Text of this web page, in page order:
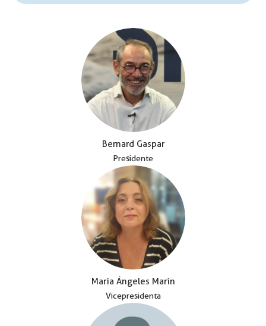
Bernard Gaspar
Presidente
María Ángeles Marín
Vicepresidenta